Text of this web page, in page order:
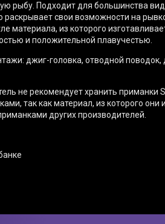
рыбу. Подходит для большинства
раскрывает свои возможности на
материала, из которого
и положительной плавучестью.
⁠джиг-головка, отводной поводок,
не рекомендует хранить приманки
так как материал, из которого они
других производителей.